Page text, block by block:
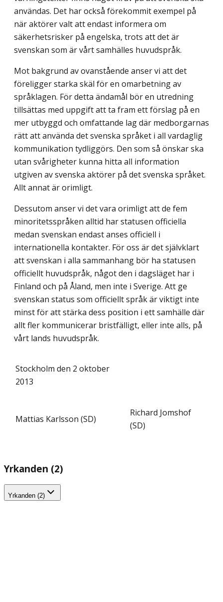
användas. Det har också förekommit exempel på
när aktörer valt att endast informera om
säkerhetsrisker på engelska, trots att det är
svenskan som är vårt samhälles huvudspråk.
Mot bakgrund av ovanstående anser vi att det
föreligger starka skäl för en omarbetning av
språklagen. För detta ändamål bör en utredning
tillsättas med uppgift att ta fram ett förslag på en
mer utbyggd och omfattande lag där medborgarnas
rätt att använda det svenska språket i all vardaglig
kommunikation tydliggörs. Den som så önskar ska
utan svårigheter kunna hitta all information
utgiven av svenska aktörer på det svenska språket.
Allt annat är orimligt.
Dessutom anser vi det vara orimligt att de fem
minoritetsspråken alltid har statusen officiella
medan svenskan endast anses officiell i
internationella kontakter. För oss är det självklart
att svenskan i alla sammanhang bör ha statusen
officiellt huvudspråk, något den i dagsläget har i
Finland och på Åland, men inte i Sverige. Att ge
svenskan status som officiellt språk är viktigt inte
minst för att stärka dess position i ett samhälle där
allt fler kommunicerar bristfälligt, eller inte alls, på
vårt lands huvudspråk.
Stockholm den 2 oktober
2013
Mattias Karlsson (SD)
Richard Jomshof
(SD)
Yrkanden (2)
Yrkanden (2)